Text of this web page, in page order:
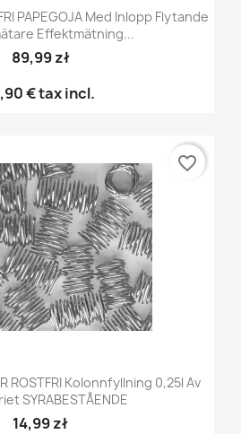
PAPEGOJA Med Inlopp Flytande
Effektmätning...
89,99 zł
€tax incl.
ROSTFRI Kolonnfyllning 0,25l Av
SYRABESTÅENDE
14,99 zł
favorite_border